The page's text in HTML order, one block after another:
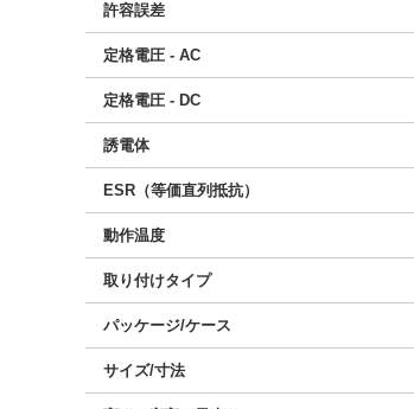
許容誤差
定格電圧 - AC
定格電圧 - DC
誘電体
ESR（等価直列抵抗）
動作温度
取り付けタイプ
パッケージ/ケース
サイズ/寸法